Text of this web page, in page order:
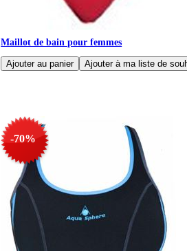
Maillot de bain pour femmes
-70%